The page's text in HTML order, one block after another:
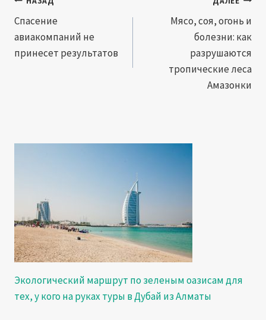
по
записям
Спасение
авиакомпаний не
принесет результатов
Мясо, соя, огонь и
болезни: как
разрушаются
тропические леса
Амазонки
Экологический маршрут по зеленым оазисам для
тех, у кого на руках туры в Дубай из Алматы